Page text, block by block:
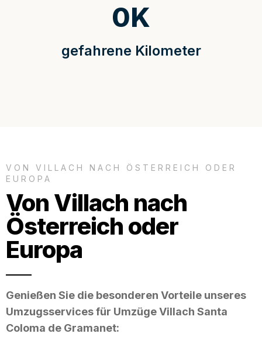
gefahrene Kilometer
0K
VON VILLACH NACH ÖSTERREICH ODER
EUROPA
Von Villach nach
Österreich oder
Europa
Genießen Sie die besonderen Vorteile unseres
Umzugsservices für Umzüge Villach Santa
Coloma de Gramanet: